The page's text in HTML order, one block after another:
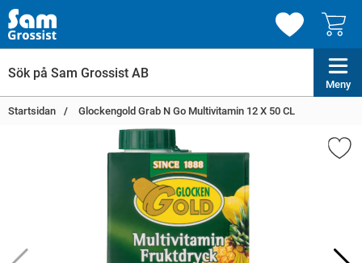
Meny
Startsidan Glockengold Grab N Go Multivitamin 12 X 50 CL